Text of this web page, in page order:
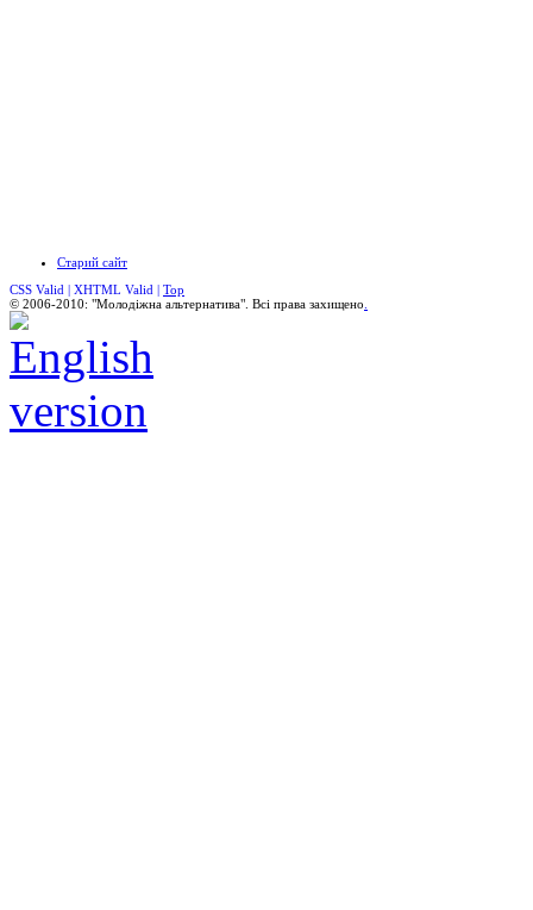
Старий сайт
CSS Valid | XHTML Valid | Top
© 2006-2010: "Молодіжна альтернатива". Всі права захищено